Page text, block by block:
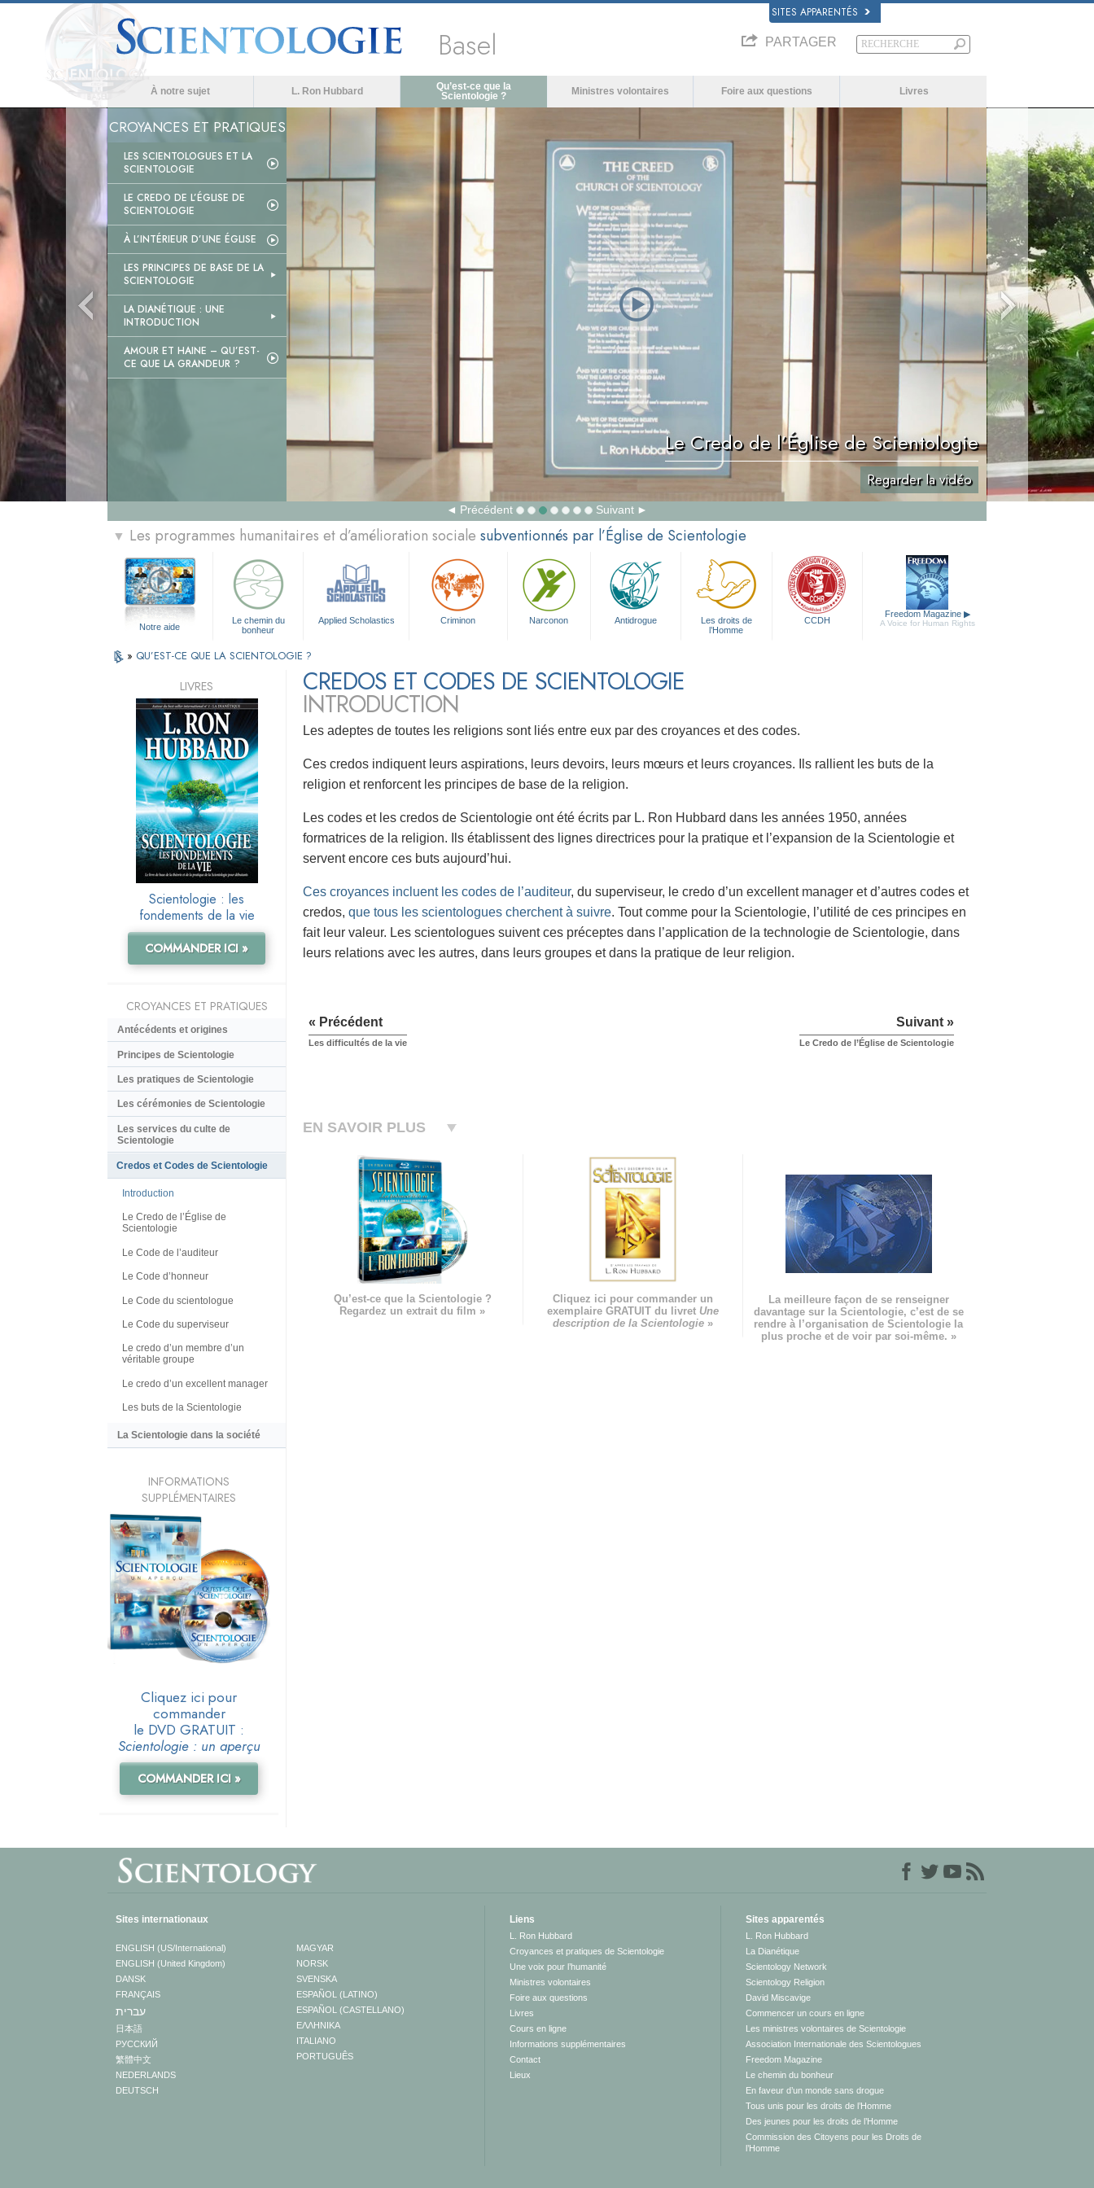
SITES APPARENTÉS
Basel PARTAGER
À notre sujet L. Ron Hubbard
Qu’est-ce que la
Scientologie ?
Ministres volontaires Foire aux questions Livres
CROYANCES ET PRATIQUES
LES SCIENTOLOGUES ET LA
SCIENTOLOGIE
LE CREDO DE L’ÉGLISE DE
SCIENTOLOGIE
À L’INTÉRIEUR D’UNE ÉGLISE
LES PRINCIPES DE BASE DE LA
SCIENTOLOGIE
LA DIANÉTIQUE : UNE
INTRODUCTION
AMOUR ET HAINE – QU’EST-
CE QUE LA GRANDEUR ?
Le Credo de l’Église de Scientologie
Regarder la vidéo
Précédent Suivant
▼ Les programmes humanitaires et d’amélioration sociale subventionnés par l’Église de Scientologie
Notre aide
Le chemin du
bonheur
Applied Scholastics Criminon Narconon Antidrogue
Les droits de
l’Homme
CCDH
Freedom Magazine ▶
A Voice for Human Rights
» QU’EST-CE QUE LA SCIENTOLOGIE ?
CREDOS ET CODES DE SCIENTOLOGIE
INTRODUCTION
Les adeptes de toutes les religions sont liés entre eux par des croyances et des codes.
Ces credos indiquent leurs aspirations, leurs devoirs, leurs mœurs et leurs croyances. Ils rallient les buts de la
religion et renforcent les principes de base de la religion.
Les codes et les credos de Scientologie ont été écrits par L. Ron Hubbard dans les années 1950, années
formatrices de la religion. Ils établissent des lignes directrices pour la pratique et l’expansion de la Scientologie et
servent encore ces buts aujourd’hui.
Ces croyances incluent les codes de l’auditeur, du superviseur, le credo d’un excellent manager et d’autres codes et
credos, que tous les scientologues cherchent à suivre. Tout comme pour la Scientologie, l’utilité de ces principes en
fait leur valeur. Les scientologues suivent ces préceptes dans l’application de la technologie de Scientologie, dans
leurs relations avec les autres, dans leurs groupes et dans la pratique de leur religion.
« Précédent
Les difficultés de la vie
Suivant »
Le Credo de l’Église de Scientologie
EN SAVOIR PLUS
Qu’est-ce que la Scientologie ?
Regardez un extrait du film »
Cliquez ici pour commander un
exemplaire GRATUIT du livret Une
description de la Scientologie»
La meilleure façon de se renseigner
davantage sur la Scientologie, c’est de se
rendre à l’organisation de Scientologie la
plus proche et de voir par soi-même. »
LIVRES
Scientologie : les
fondements de la vie
COMMANDER ICI »
CROYANCES ET PRATIQUES
Antécédents et origines
Principes de Scientologie
Les pratiques de Scientologie
Les cérémonies de Scientologie
Les services du culte de
Scientologie
Credos et Codes de Scientologie
Introduction
Le Credo de l’Église de
Scientologie
Le Code de l’auditeur
Le Code d’honneur
Le Code du scientologue
Le Code du superviseur
Le credo d’un membre d’un
véritable groupe
Le credo d’un excellent manager
Les buts de la Scientologie
La Scientologie dans la société
INFORMATIONS
SUPPLÉMENTAIRES
Cliquez ici pour
commander
le DVD GRATUIT :
Scientologie : un aperçu
COMMANDER ICI »
Sites internationaux
ENGLISH (US/International)
ENGLISH (United Kingdom)
DANSK
FRANÇAIS
עברית
日本語
РУССКИЙ
繁體中文
NEDERLANDS
DEUTSCH
MAGYAR
NORSK
SVENSKA
ESPAÑOL (LATINO)
ESPAÑOL (CASTELLANO)
ΕΛΛΗΝΙΚA
ITALIANO
PORTUGUÊS
Liens
L. Ron Hubbard
Croyances et pratiques de Scientologie
Une voix pour l’humanité
Ministres volontaires
Foire aux questions
Livres
Cours en ligne
Informations supplémentaires
Contact
Lieux
Sites apparentés
L. Ron Hubbard
La Dianétique
Scientology Network
Scientology Religion
David Miscavige
Commencer un cours en ligne
Les ministres volontaires de Scientologie
Association Internationale des Scientologues
Freedom Magazine
Le chemin du bonheur
En faveur d’un monde sans drogue
Tous unis pour les droits de l’Homme
Des jeunes pour les droits de l’Homme
Commission des Citoyens pour les Droits de
l’Homme